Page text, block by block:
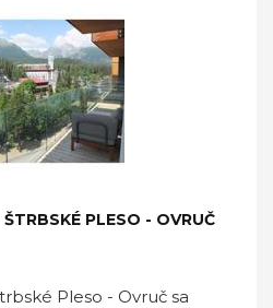
PLESO - OVRUČ
Pleso - Ovruč sa